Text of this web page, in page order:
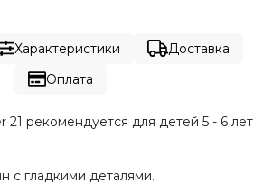
Характеристики
Доставка
Оплата
21 рекомендуется для детей 5 - 6 лет
с гладкими деталями.